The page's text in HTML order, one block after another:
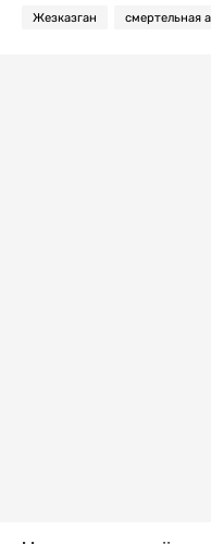
Жезказган смертельная